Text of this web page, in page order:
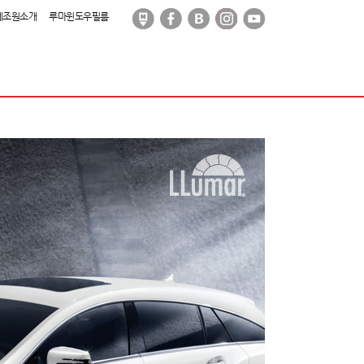
조원소개 루마윈도우필름